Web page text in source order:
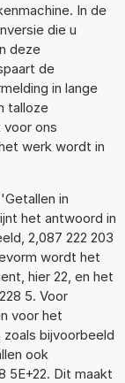
In de
die u
deze
de
in lange
talloze
ons
werk wordt in
in
het antwoord in
2,087 222 203
wordt het
hier 22, en het
5. Voor
voor het
bijvoorbeeld
ook
5E+22. Dit maakt